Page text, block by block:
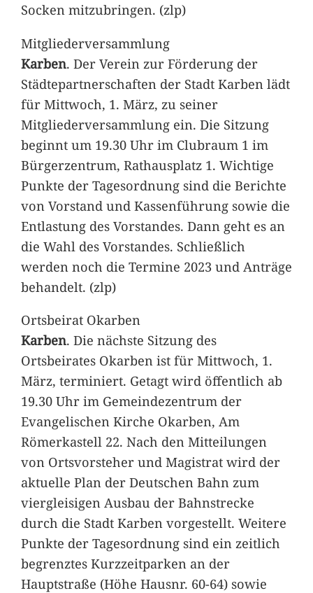
Socken mitzubringen. (zlp)
Mitgliederversammlung
Karben. Der Verein zur Förderung der
Städtepartnerschaften der Stadt Karben lädt
für Mittwoch, 1. März, zu seiner
Mitgliederversammlung ein. Die Sitzung
beginnt um 19.30 Uhr im Clubraum 1 im
Bürgerzentrum, Rathausplatz 1. Wichtige
Punkte der Tagesordnung sind die Berichte
von Vorstand und Kassenführung sowie die
Entlastung des Vorstandes. Dann geht es an
die Wahl des Vorstandes. Schließlich
werden noch die Termine 2023 und Anträge
behandelt. (zlp)
Ortsbeirat Okarben
Karben. Die nächste Sitzung des
Ortsbeirates Okarben ist für Mittwoch, 1.
März, terminiert. Getagt wird öffentlich ab
19.30 Uhr im Gemeindezentrum der
Evangelischen Kirche Okarben, Am
Römerkastell 22. Nach den Mitteilungen
von Ortsvorsteher und Magistrat wird der
aktuelle Plan der Deutschen Bahn zum
viergleisigen Ausbau der Bahnstrecke
durch die Stadt Karben vorgestellt. Weitere
Punkte der Tagesordnung sind ein zeitlich
begrenztes Kurzzeitparken an der
Hauptstraße (Höhe Hausnr. 60-64) sowie